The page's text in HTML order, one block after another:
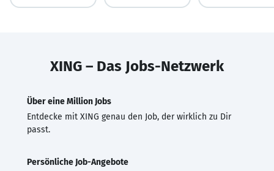
XING – Das Jobs-Netzwerk
Über eine Million Jobs
Entdecke mit XING genau den Job, der wirklich zu Dir
passt.
Persönliche Job-Angebote